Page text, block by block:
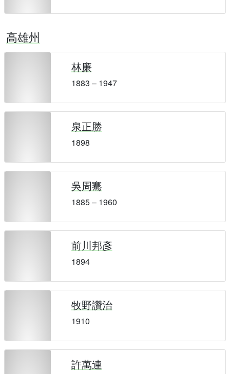
高雄州
林廉
1883 – 1947
泉正勝
1898
吳周騫
1885 – 1960
前川邦彥
1894
牧野讚治
1910
許萬連